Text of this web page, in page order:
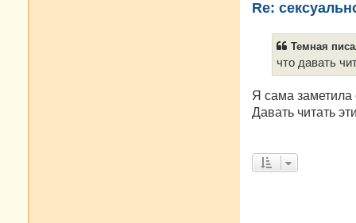
Re:
Темная
что давать
Я сама заметила
Давать читать